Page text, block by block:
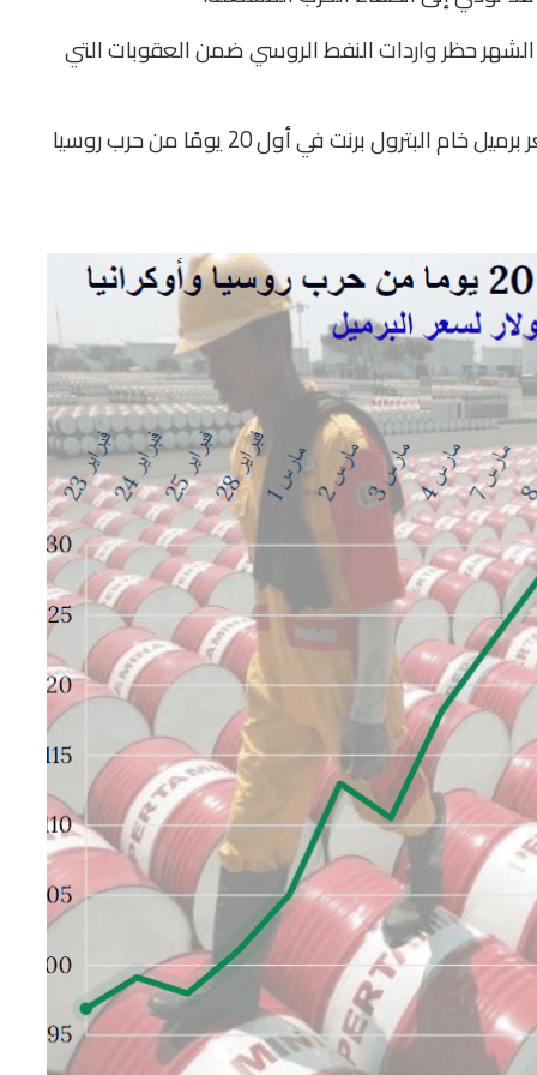
حظروارداتالنفط الروسي ضمن العقوبات التي
ويرصد “القرار” في الجراف التفاعلي التالي تطور سعر برميل خام البترول برنت في أول 20 يومًا من حرب روسيا